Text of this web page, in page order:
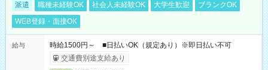
派遣 職種未経験OK 社会人未経験OK 大学生歓迎
ブランクOK
WEB登録・面接OK
給与
時給1500円～ ■日払いOK（規定あり）※即日払い不可
交通費別途支給あり